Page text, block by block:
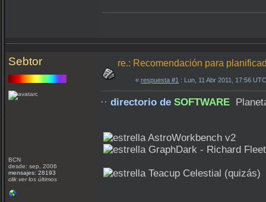
Sebtor
BCN
desde: sep, 2006
mensajes: 28193
clik ver los últimos
re.: Recomendación para
« respuesta #1 : Lun, 11 Abr 2011, 17:56
·· directorio de SOFTWARE
AstroWorkbench v2
GraphDark - Richard Fleet
Teacup Celestial (quizás)